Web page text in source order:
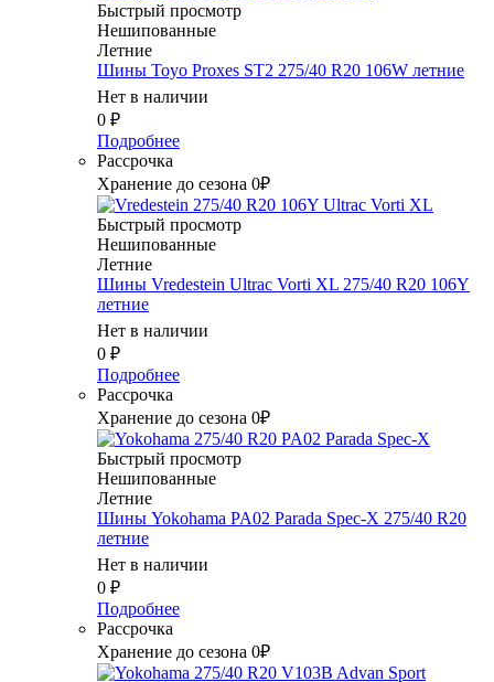
Быстрый просмотр
Нешипованные
Летние
Шины Toyo Proxes ST2 275/40 R20 106W летние
Нет в наличии
0 ₽
Подробнее
Рассрочка
Хранение до сезона 0₽
Быстрый просмотр
Нешипованные
Летние
Шины Vredestein Ultrac Vorti XL 275/40 R20 106Y
летние
Нет в наличии
0 ₽
Подробнее
Рассрочка
Хранение до сезона 0₽
Быстрый просмотр
Нешипованные
Летние
Шины Yokohama PA02 Parada Spec-X 275/40 R20
летние
Нет в наличии
0 ₽
Подробнее
Рассрочка
Хранение до сезона 0₽